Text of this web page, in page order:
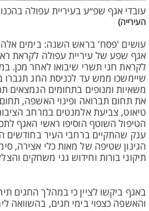
עובדי אגף שפ״ע בעיריית עפולה
העירייה)
עושים 'פסח' בראש השנה: בימים אלה
אגף שפע של עיריית עפולה לקראת
לקראת חגי תשרי שיבואו לאחר מכן.
שיימשכו ממש עד לכניסת החג תגברו
משאיות ומנופים בתחומים הנמצאים
את תחום תברואה ופינוי האשפה, תחום
טיאוט, צביעת אלמנטים במרחב
הטיפול השוטף הוסיפו ראשי האגף
ענק שהתקיים ברחבי העיר בחודשים
הגינון שטיפה של מאות כלי אצירה,
תיקוני בורות וחידוש גני משחקים
באגף ביקשו לציין כי במהלך החגים
והאשפה כצפוי בימי חגים, בהשוואה